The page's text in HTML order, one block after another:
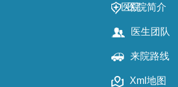
康医院医院简介
医生团队
来院路线
Xml地图